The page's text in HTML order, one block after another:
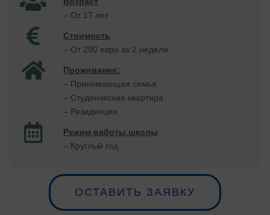
– От 17 лет
Стоимость
– От 290 евро за 2 недели
Проживание:
– Принимающая семья
– Студенческая квартира
– Резиденция
Режим работы школы
– Круглый год
ОСТАВИТЬ ЗАЯВКУ